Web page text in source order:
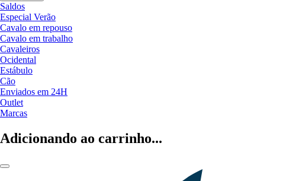
Saldos
Especial Verão
Cavalo em repouso
Cavalo em trabalho
Cavaleiros
Ocidental
Estábulo
Cão
Enviados em 24H
Outlet
Marcas
Adicionando ao carrinho...